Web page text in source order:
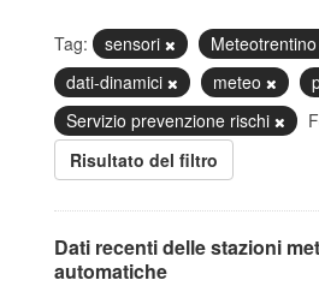
Tag: sensori
Meteotrentino
dati-dinamici
meteo
Servizio prevenzione rischi
Risultato del filtro
Dati recenti delle stazioni
automatiche